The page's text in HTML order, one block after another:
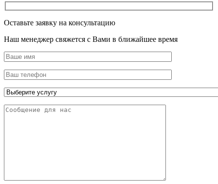
Оставьте заявку на консультацию
Наш менеджер свяжется с Вами в ближайшее время